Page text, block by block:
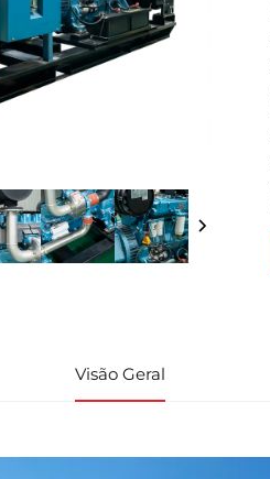
Visão Geral